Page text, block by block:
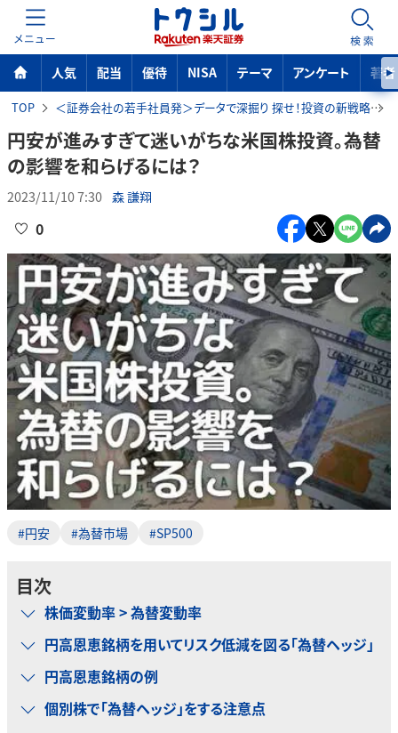
MENU 検索
人気 配当 優待 NISA テーマ アンケート 著者
TOP ＜証券会社の若手社員発＞データで深掘り 探せ！投資の新戦略
円安が進みすぎて迷いがちな米国株投資。為替
の影響を和らげるには？
2023/11/10 7:30 森 謙翔
0
#円安 #為替市場 #SP500
目次
株価変動率 > 為替変動率
円高恩恵銘柄を用いてリスク低減を図る「為替ヘッジ」
円高恩恵銘柄の例
個別株で「為替ヘッジ」をする注意点